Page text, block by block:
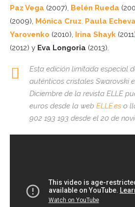
Paz Vega (2007), Belén Rueda
(2009), Mónica Cruz, Paula
Yarovenko (2010), Irina Shayk
(2012) y Eva Longoria (2013).
Esta edición limitada especial
auténticos cristales Swarovski
Diciembre de la revista ELLE
euros desde la web ELLE.es o
902 193 193 desde el 20 de